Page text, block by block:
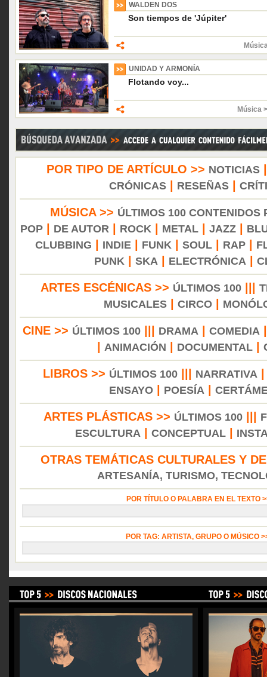
WALDEN DOS
Son tiempos de 'Júpiter'
UNIDAD Y ARMONÍA
Flotando voy...
Música
POR TIPO DE ARTÍCULO >> NOTICIAS
CRÓNICAS| RESEÑAS|
MÚSICA >> ÚLTIMOS 100 CONTENIDOS
POP| DE AUTOR ROCK METAL| JAZZ|
CLUBBING
INDIE| FUNK SOUL| RAP|
PUNK
SKA ELECTRÓNICA
ARTES ESCÉNICAS >> ÚLTIMOS 100
MUSICALES
CIRCO
CINE >> ÚLTIMOS 100||| DRAMA COMEDIA
ANIMACIÓN DOCUMENTAL|
LIBROS >> ÚLTIMOS 100 NARRATIVA
ENSAYO| POESÍA
ARTES PLÁSTICAS >> ÚLTIMOS 100|||
ESCULTURA
CONCEPTUAL
OTRAS TEMÁTICAS CULTURALES Y
ARTESANÍA, TURISMO,
POR TÍTULO O PALABRA EN EL TEXTO
POR TAG: ARTISTA, GRUPO O MÚSICO